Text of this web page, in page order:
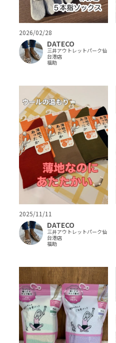
2026/02/28
DATECO
三井アウトレットパーク仙
台港店
福助
2025/11/11
DATECO
三井アウトレットパーク仙
台港店
福助